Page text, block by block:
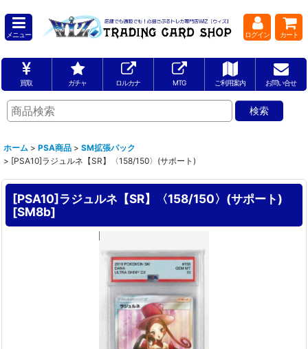
メニュー ログイン カート
買取 ガチャ ロルカナ MTG ご利用案内 お問い合せ
ホーム > PSA商品 > SM拡張パック
> [PSA10]ラジュルネ【SR】〈158/150〉(サポート)
[PSA10]ラジュルネ【SR】〈158/150〉(サポート)
[SM8b]